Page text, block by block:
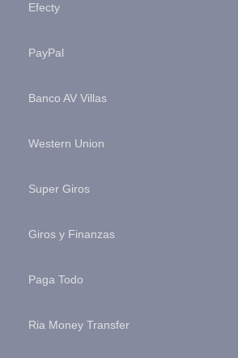
Efecty
PayPal
Banco AV Villas
Western Union
Super Giros
Giros y Finanzas
Paga Todo
Ria Money Transfer